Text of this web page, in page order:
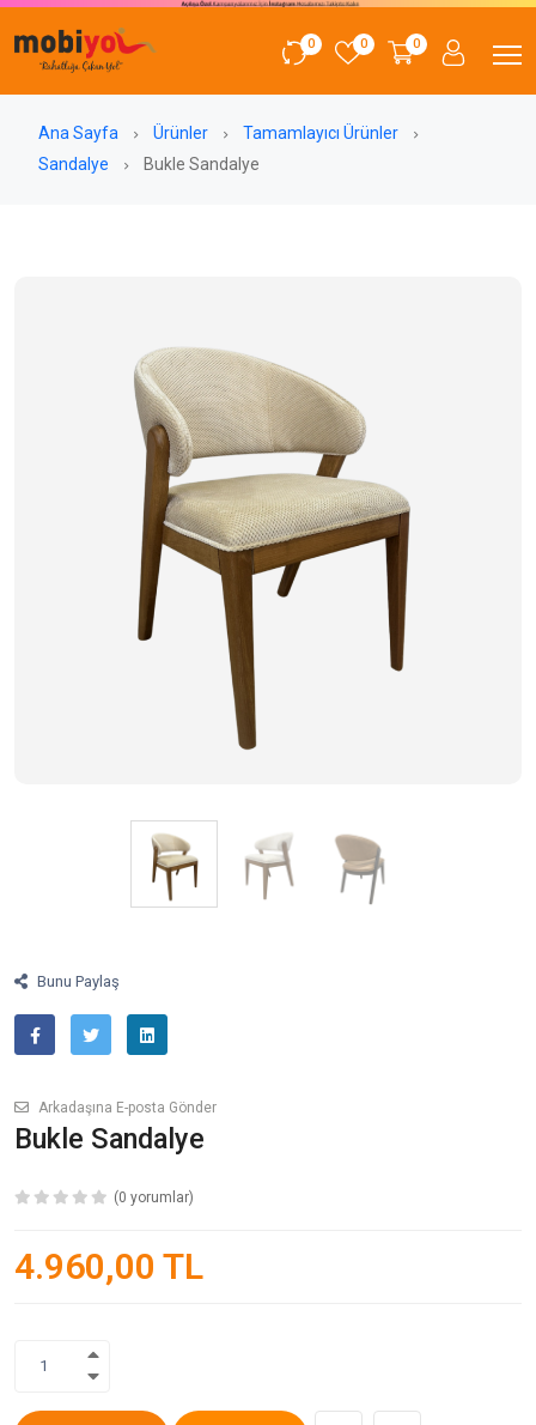
0 0 0
Ana Sayfa Ürünler
Tamamlayıcı Ürünler
Sandalye
Bukle Sandalye
Bunu Paylaş
Arkadaşına E-posta Gönder
Bukle Sandalye
(0 yorumlar)
4.960,00 TL
1